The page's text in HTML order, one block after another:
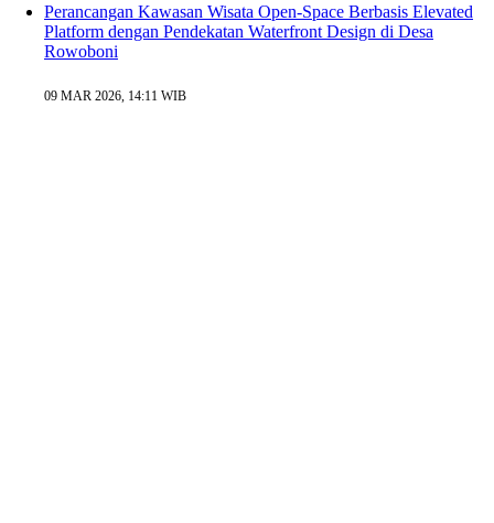
Perancangan Kawasan Wisata Open-Space Berbasis Elevated
Platform dengan Pendekatan Waterfront Design di Desa
Rowoboni
09 MAR 2026, 14:11 WIB